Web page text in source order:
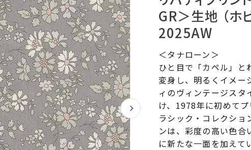
GR＞生地 （ホ
2025AW
＜タナローン＞
ひと目で「カペル」と
変身し、明るくイメー
ィのヴィンテージスタ
け、1978年に初めて
ラシック・コレクショ
ンは、彩度の高い色合
に新たな一面を加えて